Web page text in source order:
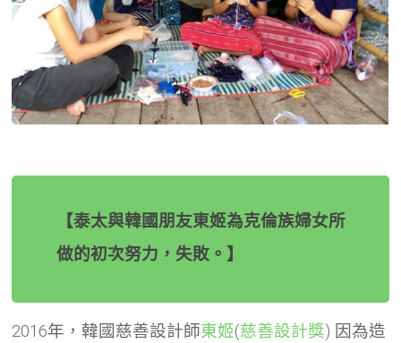
【泰太與韓國朋友東姬為克倫族婦女所
做的初次努力，失敗。】
2016年，韓國慈善設計師東姬(慈善設計獎) 因為造